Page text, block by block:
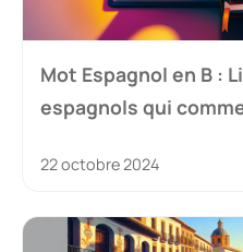
Mot Espagnol en B :
espagnols qui
22 octobre 2024